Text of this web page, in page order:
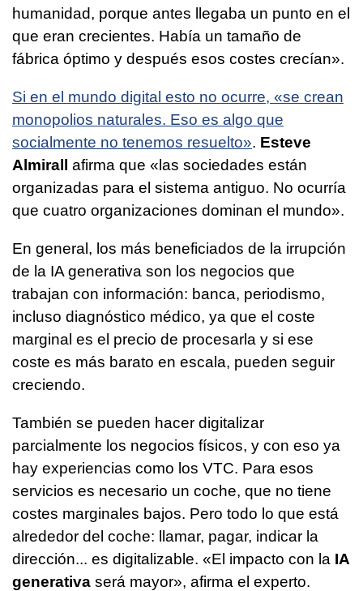
humanidad, porque antes llegaba un punto en el
que eran crecientes. Había un tamaño de
fábrica óptimo y después esos costes crecían».
Si en el mundo digital esto no ocurre, «se crean
monopolios naturales. Eso es algo que
socialmente no tenemos resuelto». Esteve
Almirall afirma que «las sociedades están
organizadas para el sistema antiguo. No ocurría
que cuatro organizaciones dominan el mundo».
En general, los más beneficiados de la irrupción
de la IA generativa son los negocios que
trabajan con información: banca, periodismo,
incluso diagnóstico médico, ya que el coste
marginal es el precio de procesarla y si ese
coste es más barato en escala, pueden seguir
creciendo.
También se pueden hacer digitalizar
parcialmente los negocios físicos, y con eso ya
hay experiencias como los VTC. Para esos
servicios es necesario un coche, que no tiene
costes marginales bajos. Pero todo lo que está
alrededor del coche: llamar, pagar, indicar la
dirección... es digitalizable. «El impacto con la IA
generativa será mayor», afirma el experto.